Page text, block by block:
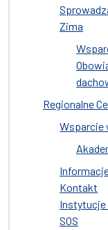
Zima
Regionalne
Wsparcie
Kontakt
SOS